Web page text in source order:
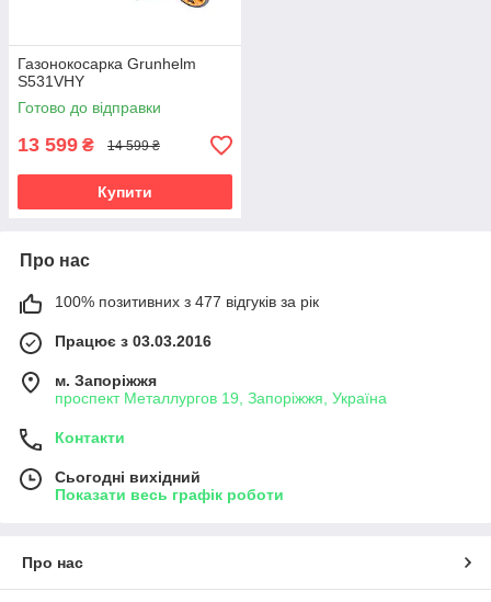
Газонокосарка Grunhelm
S531VHY
Готово до відправки
13 599 ₴ 14 599 ₴
Купити
Про нас
100% позитивних з 477 відгуків за рік
Працює з 03.03.2016
м. Запоріжжя
проспект Металлургов 19, Запоріжжя, Україна
Контакти
Сьогодні вихідний
Показати весь графік роботи
Про нас